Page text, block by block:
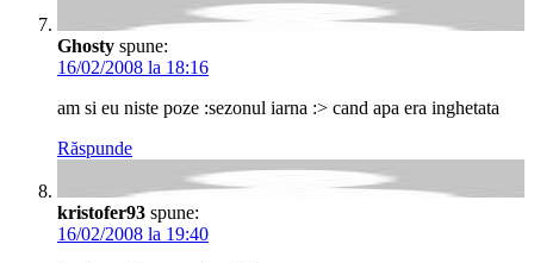
Ghosty spune:
16/02/2008 la 18:16
am si eu niste poze :sezonul iarna :> cand apa era inghetata
Răspunde
kristofer93 spune:
16/02/2008 la 19:40